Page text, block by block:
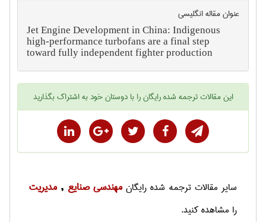
عنوان مقاله انگليسی
Jet Engine Development in China: Indigenous
high-performance turbofans are a final step
toward fully independent fighter production
اینمقالات ترجمه شده رایگانرا با دوستان خود به اشتراک بگذارید
سایر مقالات ترجمه شده رایگان مهندسی صنايع ,مديريت
را مشاهده کنید.